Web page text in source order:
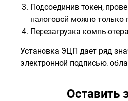
Подсоединив токен,
налоговой можно только
Перезагрузка
Установка ЭЦП дает ряд
электронной подписью,
Оставить